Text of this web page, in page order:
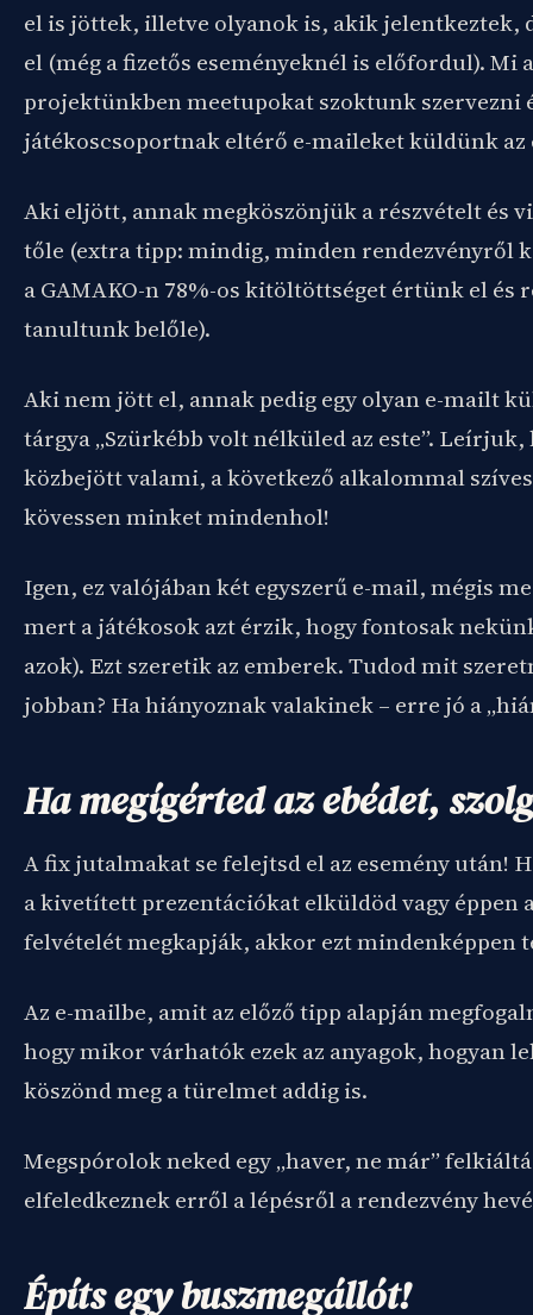
el is jöttek, illetve olyanok is, akik jelentkeztek,
el (még a fizetős eseményeknél is előfordul). Mi
projektünkben meetupokat szoktunk szervezni
játékoscsoportnak eltérő e-maileket küldünk az
Aki eljött, annak megköszönjük a részvételt és
tőle (extra tipp: mindig, minden rendezvényről
a GAMAKO-n 78%-os kitöltöttséget értünk el és
tanultunk belőle).
Aki nem jött el, annak pedig egy olyan e-mailt
tárgya „Szürkébb volt nélküled az este”.
közbejött valami, a következő alkalommal
kövessen minket mindenhol!
Igen, ez valójában két egyszerű e-mail, mégis
mert a játékosok azt érzik, hogy fontosak
azok). Ezt szeretik az emberek. Tudod mit
jobban? Ha hiányoznak valakinek – erre jó a
Ha megígérted az ebédet,
A fix jutalmakat se felejtsd el az esemény után!
a kivetített prezentációkat elküldöd vagy éppen
felvételét megkapják, akkor ezt mindenképpen
Az e-mailbe, amit az előző tipp alapján
hogy mikor várhatók ezek az anyagok, hogyan
köszönd meg a türelmet addig is.
Megspórolok neked egy „haver, ne már”
elfeledkeznek erről a lépésről a rendezvény
Építs egy buszmegállót!